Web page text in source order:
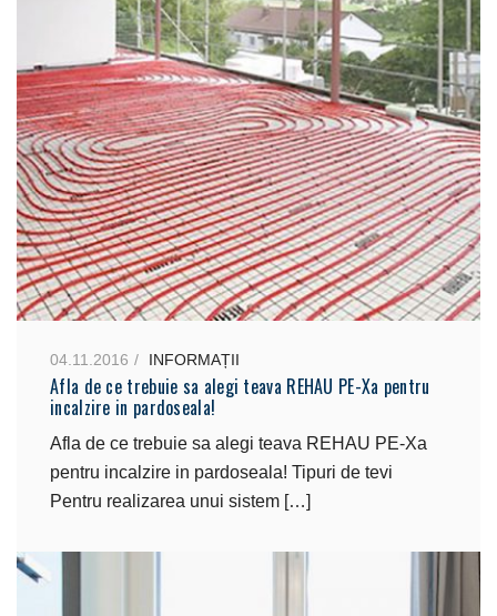
04.11.2016 INFORMAȚII
Afla de ce trebuie sa alegi teava REHAU PE-Xa pentru
incalzire in pardoseala!
Afla de ce trebuie sa alegi teava REHAU PE-Xa
pentru incalzire in pardoseala! Tipuri de tevi
Pentru realizarea unui sistem […]